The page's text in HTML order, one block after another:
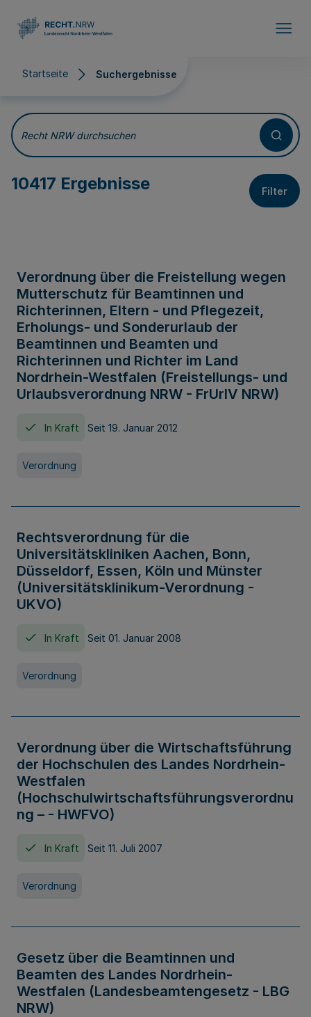
Startseite Suchergebnisse
Suchergebnisse
Recht NRW durchsuchen
10417 Ergebnisse Filter
Verordnung über die Freistellung wegen
Mutterschutz für Beamtinnen und
Richterinnen, Eltern - und Pflegezeit,
Erholungs- und Sonderurlaub der
Beamtinnen und Beamten und
Richterinnen und Richter im Land
Nordrhein-Westfalen (Freistellungs- und
Urlaubsverordnung NRW - FrUrlV NRW)
In Kraft Seit 19. Januar 2012
Verordnung
Rechtsverordnung für die
Universitätskliniken Aachen, Bonn,
Düsseldorf, Essen, Köln und Münster
(Universitätsklinikum-Verordnung -
UKVO)
In Kraft Seit 01. Januar 2008
Verordnung
Verordnung über die Wirtschaftsführung
der Hochschulen des Landes Nordrhein-
Westfalen
(Hochschulwirtschaftsführungsverordnu
ng – - HWFVO)
In Kraft Seit 11. Juli 2007
Verordnung
Gesetz über die Beamtinnen und
Beamten des Landes Nordrhein-
Westfalen (Landesbeamtengesetz - LBG
NRW)